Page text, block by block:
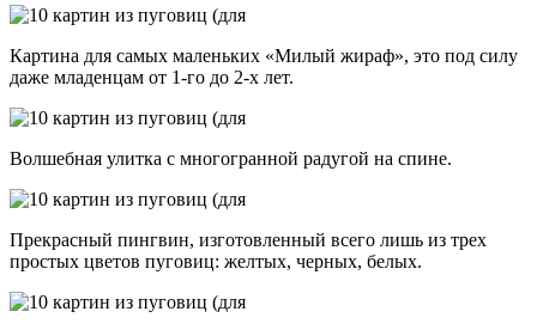
Картина для самых маленьких «Милый жираф», это под силу
даже младенцам от 1-го до 2-х лет.
Волшебная улитка с многогранной радугой на спине.
Прекрасный пингвин, изготовленный всего лишь из трех
простых цветов пуговиц: желтых, черных, белых.